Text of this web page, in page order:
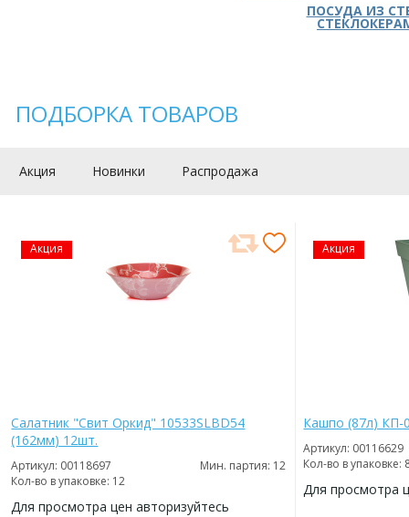
ПОСУДА ИЗ
ПОДБОРКА ТОВАРОВ
Акция Новинки Распродажа
Акция
Салатник "Свит Оркид" 10533SLBD54
(162мм) 12шт.
Артикул: 00118697
Мин. партия: 12
Кол-во в упаковке: 12
Для просмотра цен авторизуйтесь
Акция
Кашпо (87л) КП-
Артикул: 00116629
Кол-во в упаковке:
Для просмотра